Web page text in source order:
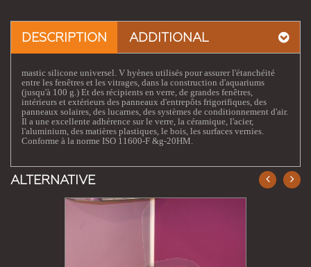
DESCRIPTION ADDITIONAL
mastic silicone universel. V hyènes utilisés pour assurer l'étanchéité
entre les fenêtres et les vitrages, dans la construction d'aquariums
(jusqu'à 100 g.) Et des récipients en verre, de grandes fenêtres,
intérieurs et extérieurs des panneaux d'entrepôts frigorifiques, des
panneaux solaires, des lucarnes, des systèmes de conditionnement d'air.
Il a une excellente adhérence sur le verre, la céramique, l'acier,
l'aluminium, des matières plastiques, le bois, les surfaces vernies.
Conforme à la norme ISO 11600-F &g-20HM.
ALTERNATIVE